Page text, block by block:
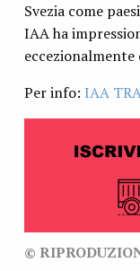
Svezia come
IAA ha
Per info: IAA
©